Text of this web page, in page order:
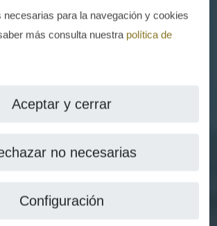
para la navegación y cookies
más consulta nuestra política de
Aceptar y cerrar
no necesarias
Configuración